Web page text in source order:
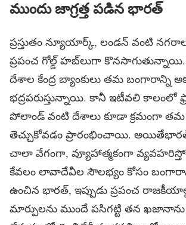
ముందు జాగ్రత్త పడిన భారత్
ప్రస్తుతం న్యూయార్క్, లండన్ వంటి
ప్రపంచ గోల్డ్ హబ్‌లుగా
దేశాల కేంద్ర బ్యాంకులు తమ బంగారాన్ని
భద్రపరుస్తున్నాయి. కానీ ఇటీవలి కాలంలో
పోలాండ్ వంటి దేశాలు కూడా క్రమంగా తమ
తెచ్చుకోవడం ప్రారంభించాయి.
చాలా వేగంగా, వ్యూహాత్మకంగా
కేవలం లావాదేవీల సౌలభ్యం కోసం
ఉంచిన భారత్, ఇప్పుడు ప్రపంచ
మార్పులను ముందే పసిగట్టి తన ఖజానాను